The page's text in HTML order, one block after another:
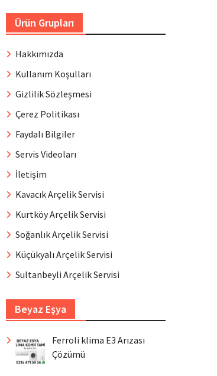
Ürün Grupları
Hakkımızda
Kullanım Koşulları
Gizlilik Sözleşmesi
Çerez Politikası
Faydalı Bilgiler
Servis Videoları
İletişim
Kavacık Arçelik Servisi
Kurtköy Arçelik Servisi
Soğanlık Arçelik Servisi
Küçükyalı Arçelik Servisi
Sultanbeyli Arçelik Servisi
Beyaz Eşya
Ferroli klima E3 Arızası
Çözümü